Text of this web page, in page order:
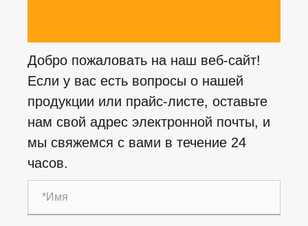
Добро пожаловать на наш веб-сайт!
Если у вас есть вопросы о нашей
продукции или прайс-листе, оставьте
нам свой адрес электронной почты, и
мы свяжемся с вами в течение 24
часов.